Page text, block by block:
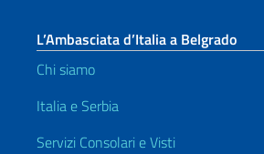
L’Ambasciata d’Italia a Belgrado
Chi siamo
Italia e Serbia
Servizi Consolari e Visti